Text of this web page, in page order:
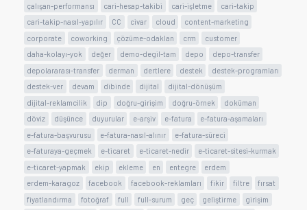
çalışan-performansı
cari-hesap-takibi cari-işletme
cari-takip
cari-takip-nasıl-yapılır
CC civar cloud
content-marketing
corporate
coworking çözüme-odaklan crm
customer
daha-kolayı-yok
değer demo-degil-tam depo
depo-transfer
depolararası-transfer
derman dertlere destek
destek-programları
destek-ver
devam dibinde dijital
dijital-dönüşüm
dijital-reklamcilik
dip doğru-girişim doğru-örnek
doküman
döviz
düşünce duyurular e-arşiv e-fatura
e-fatura-aşamaları
e-fatura-başvurusu
e-fatura-nasıl-alınır
e-fatura-süreci
e-faturaya-geçmek
e-ticaret e-ticaret-nedir
e-ticaret-sitesi-kurmak
e-ticaret-yapmak
ekip ekleme en entegre
erdem
erdem-karagoz
facebook facebook-reklamları fikir filtre
fırsat
fiyatlandırma
fotoğraf full full-surum geç geliştirme
girişim